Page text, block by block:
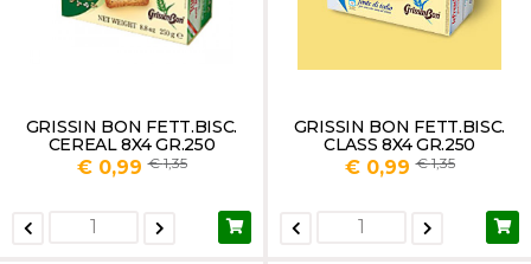
GRISSIN BON FETT.BISC.
CEREAL 8X4 GR.250
€ 0,99 1,35
GRISSIN BON FETT.BISC.
CLASS 8X4 GR.250
€ 0,99 1,35